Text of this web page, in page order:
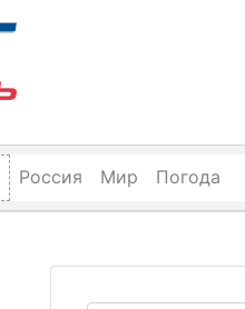
Россия Мир Погода